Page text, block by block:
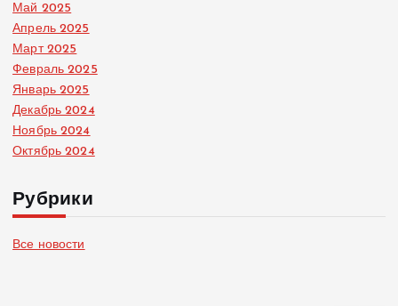
Май 2025
Апрель 2025
Март 2025
Февраль 2025
Январь 2025
Декабрь 2024
Ноябрь 2024
Октябрь 2024
Рубрики
Все новости